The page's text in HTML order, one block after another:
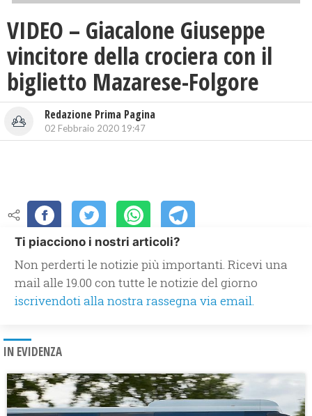
VIDEO – Giacalone Giuseppe
vincitore della crociera con il
biglietto Mazarese-Folgore
Redazione Prima Pagina
02 Febbraio 2020 19:47
Ti piacciono i nostri articoli?
Non perderti le notizie più importanti. Ricevi una
mail alle 19.00 con tutte le notizie del giorno
iscrivendoti alla nostra rassegna via email.
IN EVIDENZA